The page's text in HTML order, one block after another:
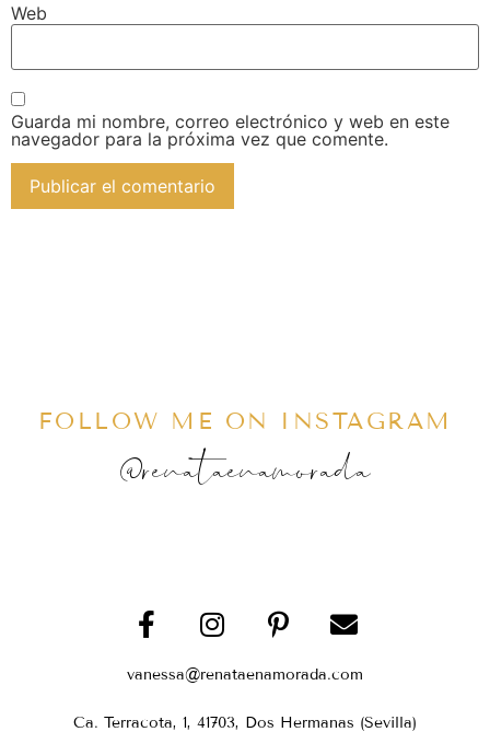
Web
Guarda mi nombre, correo electrónico y web en este
navegador para la próxima vez que comente.
FOLLOW ME ON INSTAGRAM
@renataenamorada
vanessa@renataenamorada.com
Ca. Terracota, 1, 41703, Dos Hermanas (Sevilla)